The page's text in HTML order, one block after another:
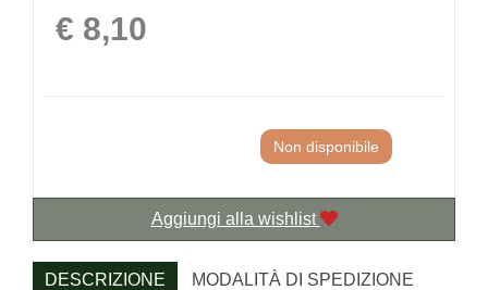
Prezzo
€ 8,10
Non disponibile
Aggiungi alla wishlist
DESCRIZIONE
MODALITÀ DI SPEDIZIONE